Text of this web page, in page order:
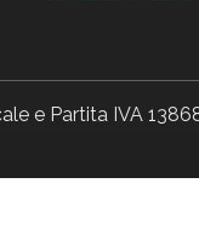
e Partita IVA